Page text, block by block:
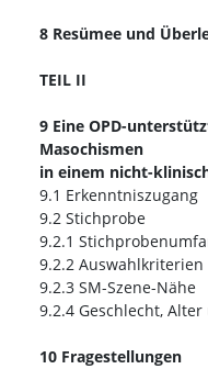
8 Resümee und
TEIL II
9 Eine OPD-
Masochismen
in einem nicht-
9.1 Erkenntniszugang
9.2 Stichprobe
9.2.1
9.2.2 Auswahlkriterien
9.2.3 SM-Szene-Nähe
9.2.4 Geschlecht,
10 Fragestellungen